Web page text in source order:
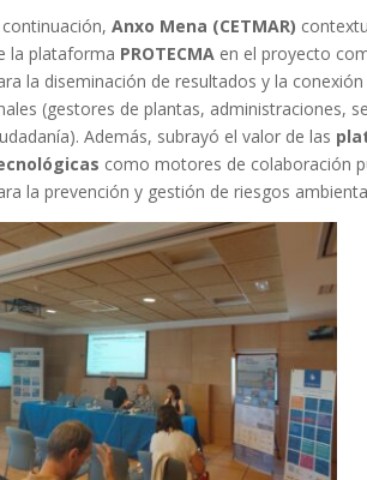
Anxo Mena (CETMAR)
la plataforma PROTECMAen el proyecto
la diseminación de resultados y la
(gestores de plantas, administraciones,
Además, subrayó el valor de las
como motores de colaboración
la prevención y gestión de riesgos